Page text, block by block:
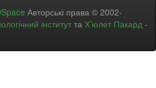
Авторські права © 2002-
інститут та Х’юлет Пакард -